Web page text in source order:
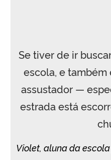
Se tiver de ir
escola, e
assustador —
estrada está
Violet, aluna da